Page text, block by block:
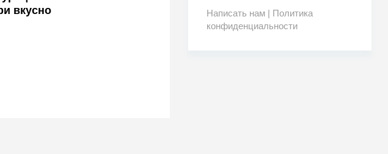
вкусно
Написать нам | Политика
конфиденциальности